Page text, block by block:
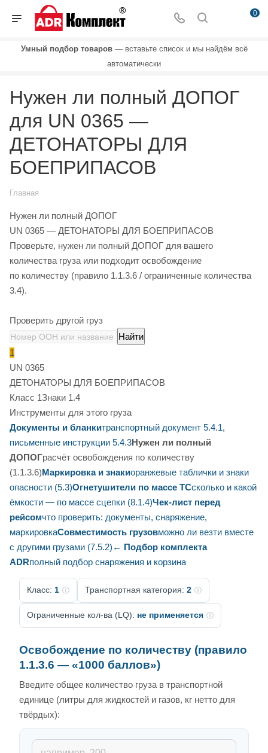
0
Умный подбор товаров— вставьте список и мы найдём всё
автоматически
Нужен ли полный ДОПОГ
для UN 0365 —
ДЕТОНАТОРЫ ДЛЯ
БОЕПРИПАСОВ
Главная
Нужен ли полный ДОПОГ
UN 0365 — ДЕТОНАТОРЫ ДЛЯ БОЕПРИПАСОВ
Проверьте, нужен ли полный ДОПОГ для вашего
количества груза или подходит освобождение
по количеству (правило 1.1.3.6 / ограниченные количества
3.4).
Проверить другой груз
Найти
1
UN 0365
ДЕТОНАТОРЫ ДЛЯ БОЕПРИПАСОВ
Класс 1Знаки 1.4
Инструменты для этого груза
Документы и бланкитранспортный документ 5.4.1,
письменные инструкции 5.4.3Нужен ли полный
ДОПОГрасчёт освобождения по количеству
(1.1.3.6)Маркировка и знакиоранжевые таблички и знаки
опасности (5.3)Огнетушители по массе ТСсколько и какой
ёмкости — по массе сцепки (8.1.4)Чек-лист перед
рейсомчто проверить: документы, снаряжение,
маркировкаСовместимость грузовможно ли везти вместе
с другими грузами (7.5.2) ← Подбор комплекта
ADRполный подбор снаряжения и корзина
Класс: 1 ⓘ Транспортная категория: 2 ⓘ
Ограниченные кол-ва (LQ): не применяется ⓘ
Освобождение по количеству (правило
1.1.3.6 — «1000 баллов»)
Введите общее количество груза в транспортной
единице (литры для жидкостей и газов, кг нетто для
твёрдых):